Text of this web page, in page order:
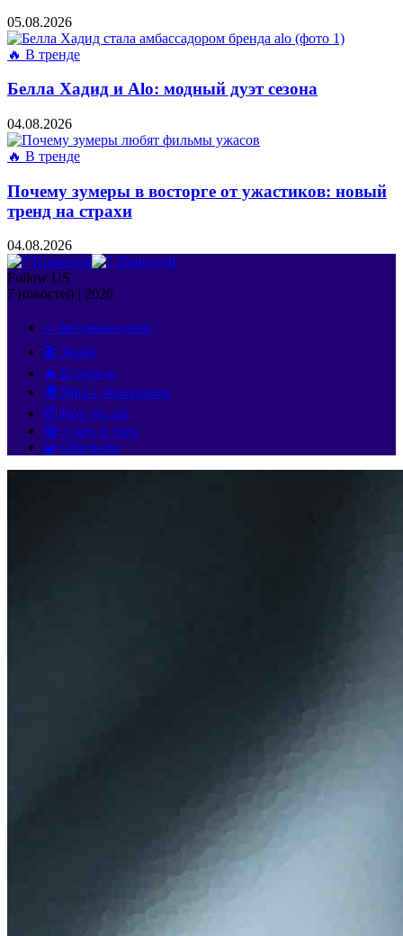
05.08.2026
🔥 В тренде
Белла Хадид и Alo: модный дуэт сезона
04.08.2026
🔥 В тренде
Почему зумеры в восторге от ужастиков: новый
тренд на страхи
04.08.2026
Follow US
7 новостей | 2026
⭐ Звёздная кухня
🎬 Экран
🔥 В тренде
🌍 Мир с чемоданом
🤯 Вот это да!
😂 Смех и грех
🧩 Обо всём